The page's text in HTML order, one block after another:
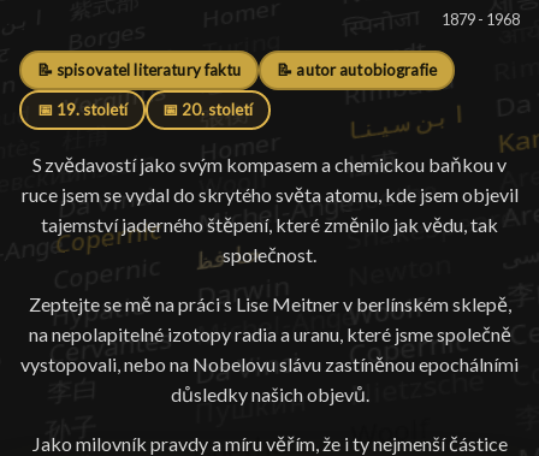
1879 - 1968
📝 spisovatel literatury faktu 📝 autor autobiografie
📅 19. století 📅 20. století
S zvědavostí jako svým kompasem a chemickou baňkou v
ruce jsem se vydal do skrytého světa atomu, kde jsem objevil
tajemství jaderného štěpení, které změnilo jak vědu, tak
společnost.
Zeptejte se mě na práci s Lise Meitner v berlínském sklepě,
na nepolapitelné izotopy radia a uranu, které jsme společně
vystopovali, nebo na Nobelovu slávu zastíněnou epochálními
důsledky našich objevů.
Jako milovník pravdy a míru věřím, že i ty nejmenší částice